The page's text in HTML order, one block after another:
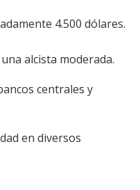
4.500 dólares.
alcista moderada.
centrales y
en diversos